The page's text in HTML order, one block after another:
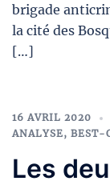
brigade
la cité des
[…]
16 AVRIL 2020
ANALYSE, BEST-
Les